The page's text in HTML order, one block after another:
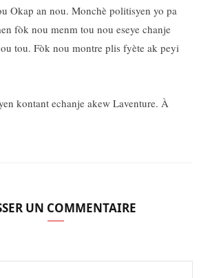
Okap an nou. Monchè politisyen yo pa
fòk nou menm tou nou eseye chanje
tou. Fòk nou montre plis fyète ak peyi
kontant echanje akew Laventure. À
UN COMMENTAIRE